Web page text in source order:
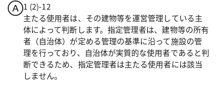
1 (2)-12
主たる使用者は、その建物等を運営管理している主
体によって判断します。指定管理者は、建物等の所有
者（自治体）が定める管理の基準に沿って施設の管
理を行っており、自治体が実質的な使用者であると判
断できるため、指定管理者は主たる使用者には該当
しません。